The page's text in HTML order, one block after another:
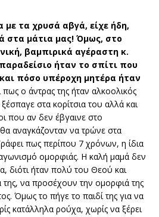
με τα χρυσά αβγά, είχε ήδη,
στα μάτια μας! Όμως, στο
βαμπιρικά αγέραστη κ.
ήταν το σπίτι που
πόσο υπέροχη μητέρα ήταν
ο άντρας της ήταν αλκοολικός
στα κορίτσια του αλλά και
που αν δεν έβγαινε στο
αναγκάζονταν να τρώνε στα
πως περίπου 7 χρόνων, η ίδια
ομορφιάς. Η καλή μαμά δεν
διότι ήταν πολύ του Θεού και
της, να προσέχουν την ομορφιά της
Όμως το πήγε το παιδί της για να
κατάλληλα ρούχα, χωρίς να ξέρει